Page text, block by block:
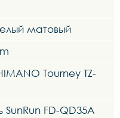
матовый
Tourney TZ-
FD-QD35A